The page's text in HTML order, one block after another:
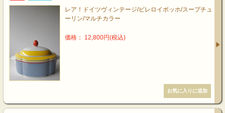
レア！ドイツヴィンテージ/ビレロイボッホ/スープチュ
ーリン/マルチカラー
価格： 12,800円(税込)